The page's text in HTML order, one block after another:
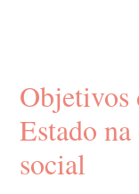
Objetivos
Estado
social